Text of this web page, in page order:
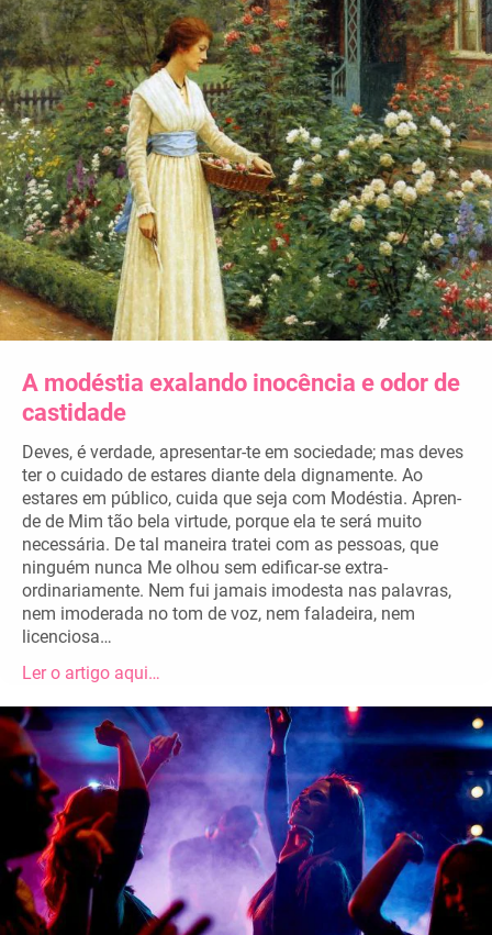
A modéstia exalando inocência e odor de
castidade
Deves, é verdade, apresentar-te em sociedade; mas deves
ter o cuida­do de es­tares di­ante dela dignamente. Ao
estares em público, cuida que seja com Modés­tia. Apren­
de de Mim tão bela virtude, porque ela te será muito
necessária. De tal maneira tratei com as pessoas, que
ninguém nunca Me olhou sem edificar-se extra­
ordinariamente. Nem fui jamais imodesta nas palavras,
nem imode­rada no tom de voz, nem fala­deira, nem
licenciosa…
Ler o artigo aqui…